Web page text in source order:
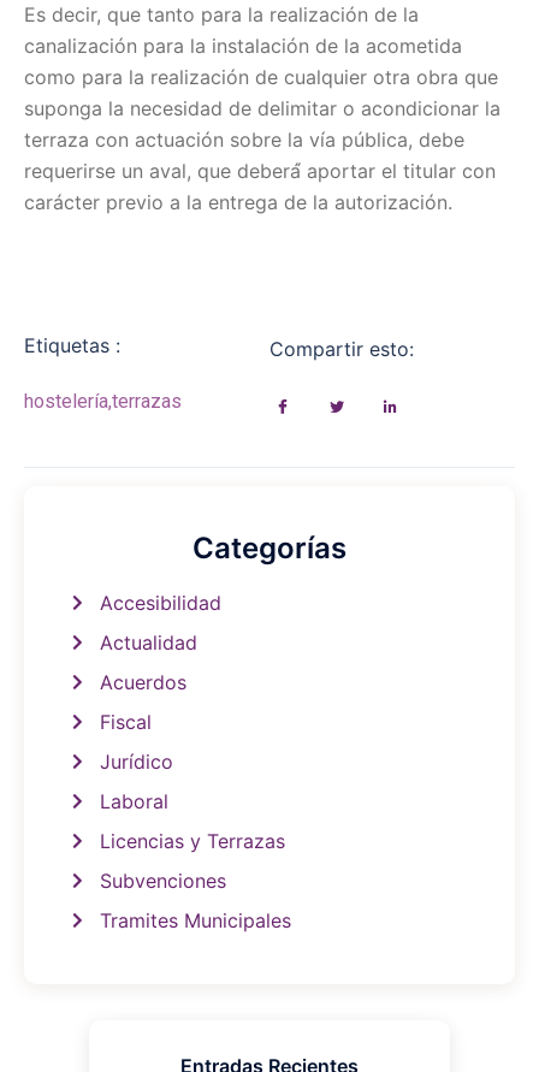
Es decir, que tanto para la realización de la
canalización para la instalación de la acometida
como para la realización de cualquier otra obra que
suponga la necesidad de delimitar o acondicionar la
terraza con actuación sobre la vía pública, debe
requerirse un aval, que deberá́ aportar el titular con
carácter previo a la entrega de la autorización.
Etiquetas :
hostelería,terrazas
Compartir esto:
Categorías
Accesibilidad
Actualidad
Acuerdos
Fiscal
Jurídico
Laboral
Licencias y Terrazas
Subvenciones
Tramites Municipales
Entradas Recientes